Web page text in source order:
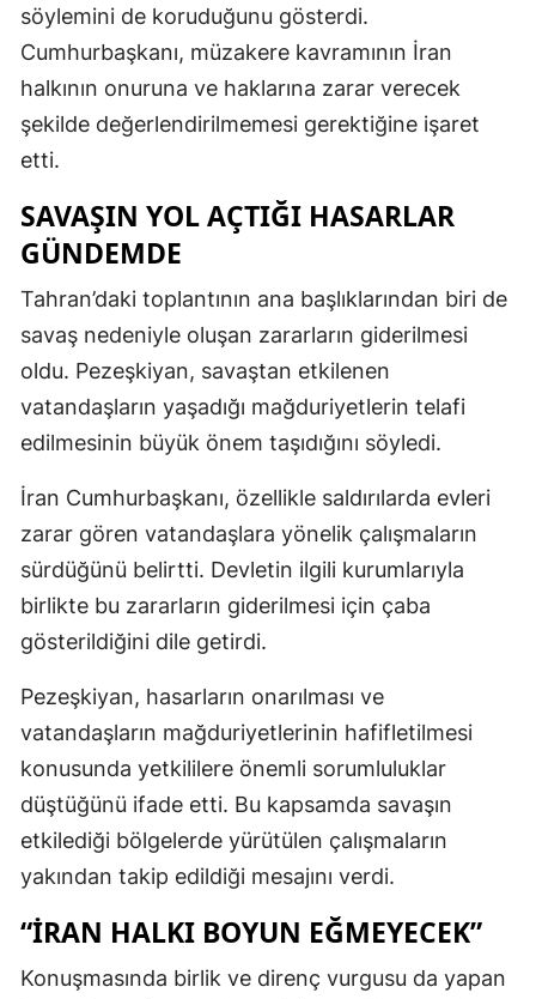
söylemini de koruduğunu gösterdi.
Cumhurbaşkanı, müzakere kavramının İran
halkının onuruna ve haklarına zarar verecek
şekilde değerlendirilmemesi gerektiğine işaret
etti.
SAVAŞIN YOL AÇTIĞI HASARLAR
GÜNDEMDE
Tahran’daki toplantının ana başlıklarından biri de
savaş nedeniyle oluşan zararların giderilmesi
oldu. Pezeşkiyan, savaştan etkilenen
vatandaşların yaşadığı mağduriyetlerin telafi
edilmesinin büyük önem taşıdığını söyledi.
İran Cumhurbaşkanı, özellikle saldırılarda evleri
zarar gören vatandaşlara yönelik çalışmaların
sürdüğünü belirtti. Devletin ilgili kurumlarıyla
birlikte bu zararların giderilmesi için çaba
gösterildiğini dile getirdi.
Pezeşkiyan, hasarların onarılması ve
vatandaşların mağduriyetlerinin hafifletilmesi
konusunda yetkililere önemli sorumluluklar
düştüğünü ifade etti. Bu kapsamda savaşın
etkilediği bölgelerde yürütülen çalışmaların
yakından takip edildiği mesajını verdi.
“İRAN HALKI BOYUN EĞMEYECEK”
Konuşmasında birlik ve direnç vurgusu da yapan